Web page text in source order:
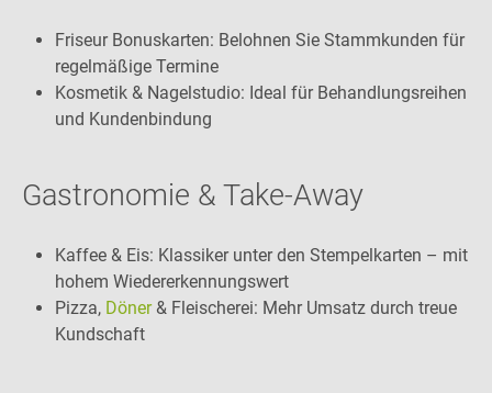
Friseur Bonuskarten: Belohnen Sie Stammkunden für
regelmäßige Termine
Kosmetik & Nagelstudio: Ideal für Behandlungsreihen
und Kundenbindung
Gastronomie & Take-Away
Kaffee & Eis: Klassiker unter den Stempelkarten – mit
hohem Wiedererkennungswert
Pizza, Döner& Fleischerei: Mehr Umsatz durch treue
Kundschaft